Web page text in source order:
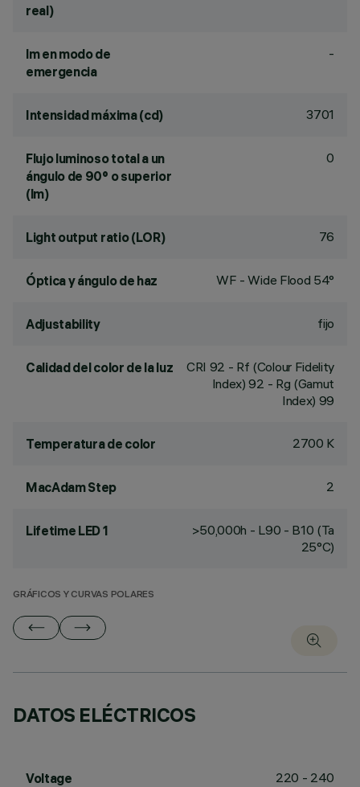
real)
lm en modo de
emergencia
-
Intensidad máxima (cd) 3701
Flujo luminoso total a un
ángulo de 90° o superior
(lm)
0
Light output ratio (LOR) 76
Óptica y ángulo de haz WF - Wide Flood 54°
Adjustability fijo
Calidad del color de la luz CRI 92 - Rf (Colour Fidelity
Index) 92 - Rg (Gamut
Index) 99
Temperatura de color 2700 K
MacAdam Step 2
Lifetime LED 1
>50,000h - L90 - B10 (Ta
25°C)
GRÁFICOS Y CURVAS POLARES
DATOS ELÉCTRICOS
Voltage 220 - 240